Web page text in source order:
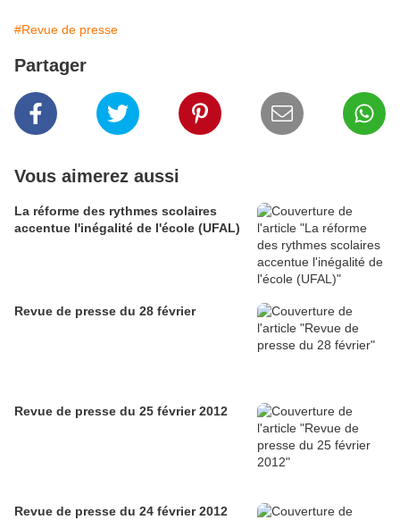
#Revue de presse
Partager
Vous aimerez aussi
La réforme des rythmes scolaires
accentue l'inégalité de l'école (UFAL)
Revue de presse du 28 février
Revue de presse du 25 février 2012
Revue de presse du 24 février 2012